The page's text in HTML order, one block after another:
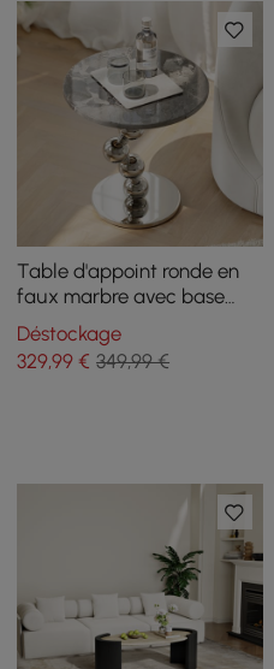
Table d'appoint ronde en
faux marbre avec base
chromée, 500 mm
Déstockage
329,99 € 349,99 €